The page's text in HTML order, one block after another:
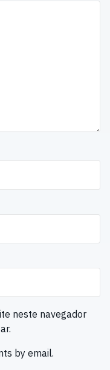
neste navegador
by email.